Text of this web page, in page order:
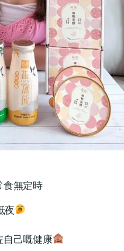
食無定時
夜
自己嘅健康